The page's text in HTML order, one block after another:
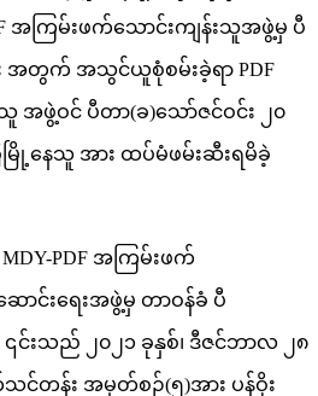
အကြမ်းဖက်သောင်းကျန်းသူအဖွဲ့မှ ပီ
အတွက် အသွင်ယူစုံစမ်းခဲ့ရာ PDF
အဖွဲ့ဝင် ပီတာ(ခ)သော်ဇင်ဝင်း ၂၀
ြံမြို့နေသူ အား ထပ်မံဖမ်းဆီးရမိခဲ့
PDF အကြမ်းဖက်
ာင်းရေးအဖွဲ့မှ တာဝန်ခံ ပီ
၎င်းသည် ၂၀၂၁ ခုနှစ်၊ ဒီဇင်ဘာလ ၂၈
င်တန်း အမှတ်စဉ်(၅)အား ပန်ဝိုး